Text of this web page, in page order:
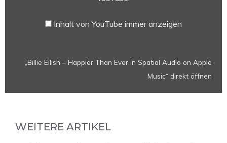
anzeigen
Inhalt von YouTube immer anzeigen
„Billie Eilish – Happier Than Ever in Spatial Audio on Apple
Music“ direkt öffnen
WEITERE ARTIKEL